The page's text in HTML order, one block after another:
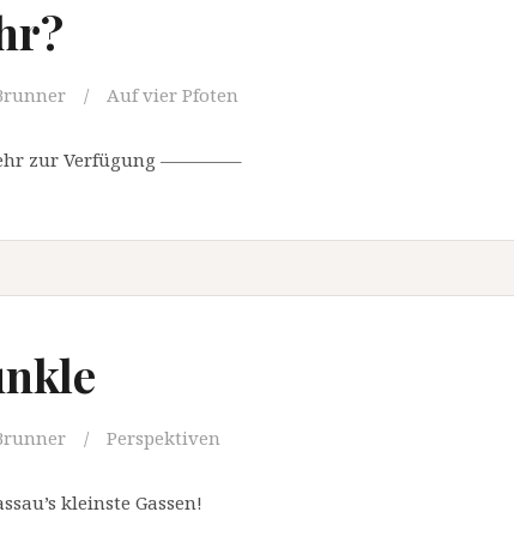
Auf vier Pfoten
zur Verfügung ————–
Perspektiven
kleinste Gassen!